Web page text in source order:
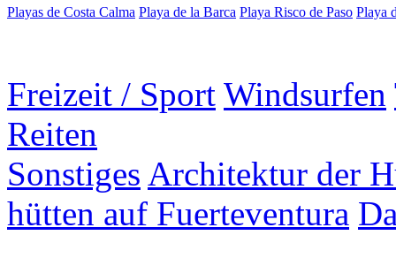
Playas de Costa Calma Playa de la Barca Playa Risco de Paso Playa
Freizeit / Sport Windsurfen
Reiten
Sonstiges Architektur der
hütten auf Fuerteventura